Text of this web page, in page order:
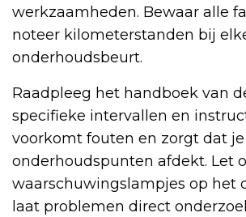
werkzaamheden. Bewaar alle
noteer kilometerstanden bij
onderhoudsbeurt.
Raadpleeg het handboek van
specifieke intervallen en
voorkomt fouten en zorgt dat
onderhoudspunten afdekt. Let
waarschuwingslampjes op het
laat problemen direct